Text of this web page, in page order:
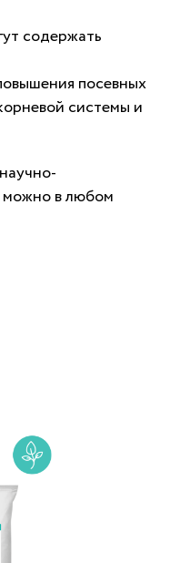
содержать
посевных
системы и
можно в любом